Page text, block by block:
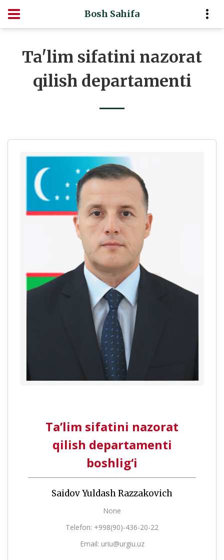
Bosh Sahifa
Ta'lim sifatini nazorat
qilish departamenti
Ta’lim sifatini nazorat
qilish departamenti
boshlig‘i
Saidov Yuldash Razzakovich
None
Telefon: +998(90)-436-20-22
Email: uriu@urgiu.uz